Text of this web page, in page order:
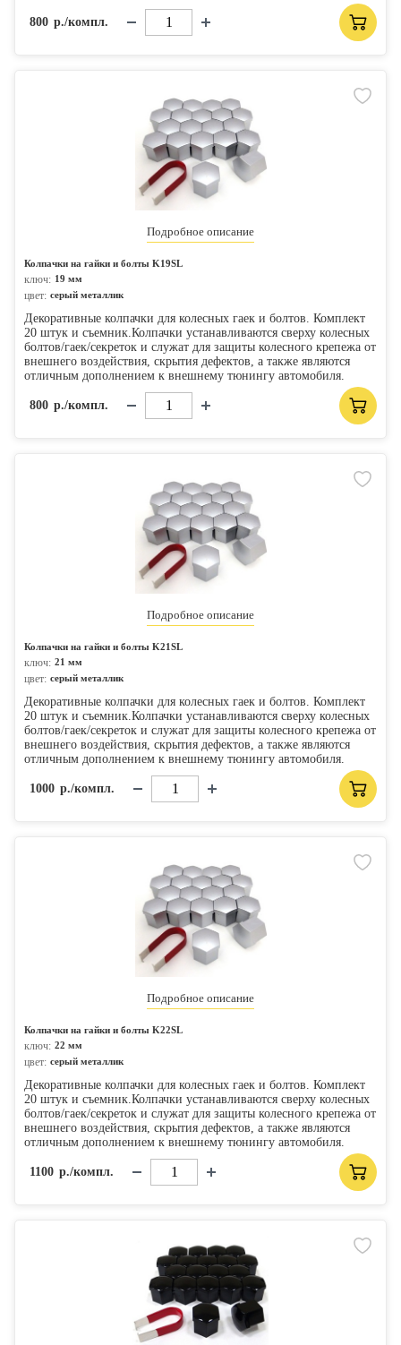
800 р./компл.
Подробное описание
Колпачки на гайки и болты K19SL
ключ: 19 мм
цвет: серый металлик
Декоративные колпачки для колесных гаек и болтов. Комплект
20 штук и съемник.Колпачки устанавливаются сверху колесных
болтов/гаек/секреток и служат для защиты колесного крепежа от
внешнего воздействия, скрытия дефектов, а также являются
отличным дополнением к внешнему тюнингу автомобиля.
800 р./компл.
Подробное описание
Колпачки на гайки и болты K21SL
ключ: 21 мм
цвет: серый металлик
Декоративные колпачки для колесных гаек и болтов. Комплект
20 штук и съемник.Колпачки устанавливаются сверху колесных
болтов/гаек/секреток и служат для защиты колесного крепежа от
внешнего воздействия, скрытия дефектов, а также являются
отличным дополнением к внешнему тюнингу автомобиля.
1000 р./компл.
Подробное описание
Колпачки на гайки и болты K22SL
ключ: 22 мм
цвет: серый металлик
Декоративные колпачки для колесных гаек и болтов. Комплект
20 штук и съемник.Колпачки устанавливаются сверху колесных
болтов/гаек/секреток и служат для защиты колесного крепежа от
внешнего воздействия, скрытия дефектов, а также являются
отличным дополнением к внешнему тюнингу автомобиля.
1100 р./компл.